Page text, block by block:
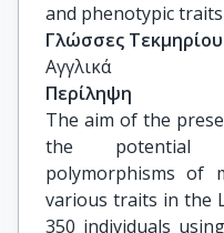
and phenotypic
Γλώσσες Τεκμηρίου
Αγγλικά
Περίληψη
The aim of the
the potential
polymorphisms of
various traits in the
350 individuals